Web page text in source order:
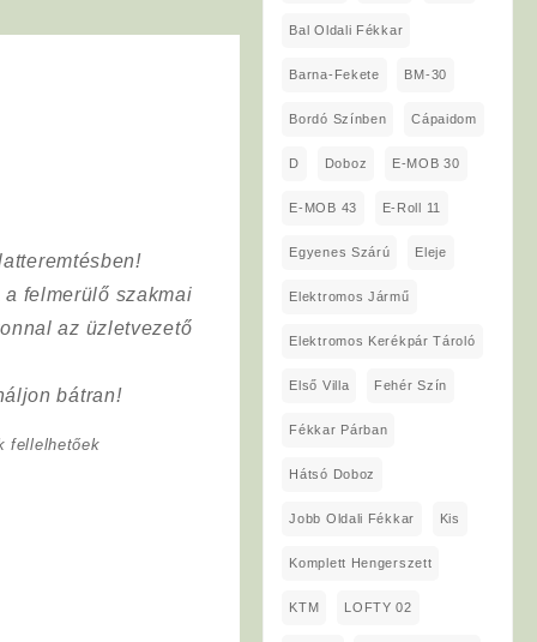
felmerülő szakmai
az üzletvezető
bátran!
fellelhetőek
Bal Oldali Fékkar
Barna-Fekete BM-30
Bordó Színben Cápaidom
D Doboz E-MOB 30
E-MOB 43 E-Roll 11
Egyenes Szárú Eleje
Elektromos Jármű
Elektromos Kerékpár Tároló
Első Villa Fehér Szín
Fékkar Párban
Hátsó Doboz
Jobb Oldali Fékkar Kis
Komplett Hengerszett
KTM LOFTY 02